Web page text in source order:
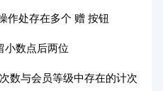
作处存在多个 赠 按钮
小数点后两位
数与会员等级中存在的计次